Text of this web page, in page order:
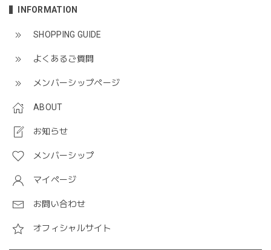
INFORMATION
SHOPPING GUIDE
よくあるご質問
メンバーシップページ
ABOUT
お知らせ
メンバーシップ
マイページ
お問い合わせ
オフィシャルサイト